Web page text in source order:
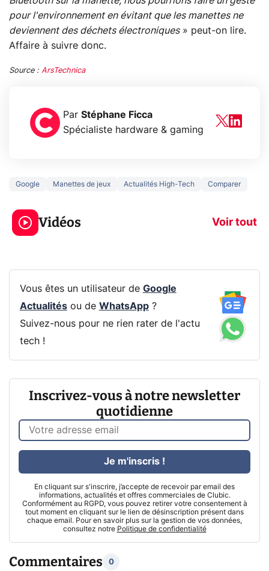
pour l'environnement en évitant que les manettes ne
deviennent des déchets électroniques» peut-on lire.
Affaire à suivre donc.
Source : ArsTechnica
Par Stéphane Ficca
Spécialiste hardware & gaming
Google Manettes de jeux Actualités High-Tech Comparer
Vidéos Voir tout
3 écrans en 1 pour
319€ ? Voici L'AOC
CQ32G4ZA !
5
prochaine
Vous êtes un utilisateur de Google
Actualitésou de WhatsApp?
Suivez-nous pour ne rien rater de l'actu
tech !
Inscrivez-vous à notre newsletter
quotidienne
En cliquant sur s'inscrire, j’accepte de recevoir par email des
informations, actualités et offres commerciales de Clubic.
Conformément au RGPD, vous pouvez retirer votre consentement à
tout moment en cliquant sur le lien de désinscription présent dans
chaque email. Pour en savoir plus sur la gestion de vos données,
consultez notre Politique de confidentialité
Je m'inscris !
Commentaires 0